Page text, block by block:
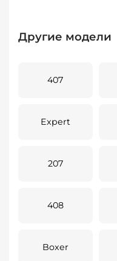
Другие модели
407
Expert
207
408
Boxer